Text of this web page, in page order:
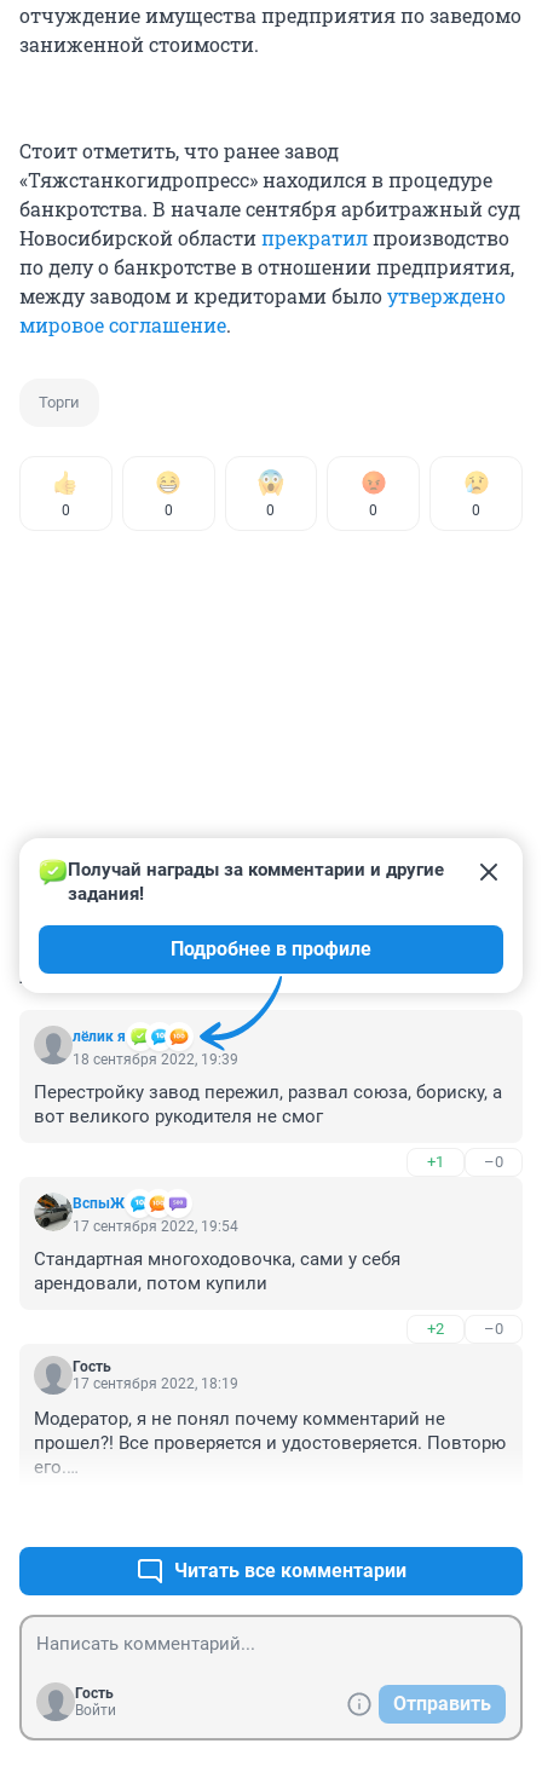
отчуждение имущества предприятия по заведомо
заниженной стоимости.
Стоит отметить, что ранее завод
«Тяжстанкогидропресс» находился в процедуре
банкротства. В начале сентября арбитражный суд
Новосибирской областипрекратилпроизводство
по делу о банкротстве в отношении предприятия,
между заводом и кредиторами былоутверждено
мировое соглашение.
Торги
0 0 0 0 0
КОММЕНТАРИИ 46
лёлик я
Получай награды за комментарии и другие
задания!
Подробнее в профиле
18 сентября 2022, 19:39
Перестройку завод пережил, развал союза, бориску, а
вот великого рукодителя не смог
+1 –0
ВспыЖ
17 сентября 2022, 19:54
Стандартная многоходовочка, сами у себя
арендовали, потом купили
+2 –0
Гость
17 сентября 2022, 18:19
Модератор, я не понял почему комментарий не
прошел?! Все проверяется и удостоверяется. Повторю
его.
Читать все комментарии
Гость
Войти
Отправить